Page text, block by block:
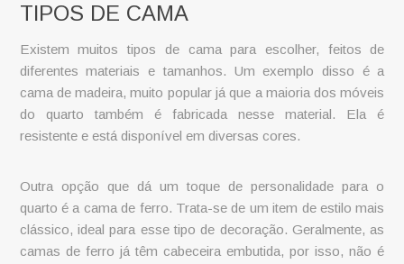
TIPOS DE CAMA
Existem muitos tipos de cama para escolher, feitos de
diferentes materiais e tamanhos. Um exemplo disso é a
cama de madeira, muito popular já que a maioria dos móveis
do quarto também é fabricada nesse material. Ela é
resistente e está disponível em diversas cores.
Outra opção que dá um toque de personalidade para o
quarto é a cama de ferro. Trata-se de um item de estilo mais
clássico, ideal para esse tipo de decoração. Geralmente, as
camas de ferro já têm cabeceira embutida, por isso, não é